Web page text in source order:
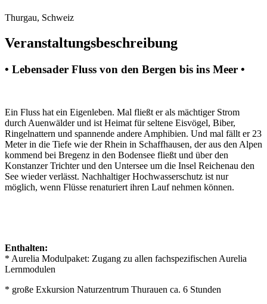
Thurgau, Schweiz
Veranstaltungsbeschreibung
• Lebensader Fluss von den Bergen bis ins Meer •
Ein Fluss hat ein Eigenleben. Mal fließt er als mächtiger Strom
durch Auenwälder und ist Heimat für seltene Eisvögel, Biber,
Ringelnattern und spannende andere Amphibien. Und mal fällt er 23
Meter in die Tiefe wie der Rhein in Schaffhausen, der aus den Alpen
kommend bei Bregenz in den Bodensee fließt und über den
Konstanzer Trichter und den Untersee um die Insel Reichenau den
See wieder verlässt. Nachhaltiger Hochwasserschutz ist nur
möglich, wenn Flüsse renaturiert ihren Lauf nehmen können.
Enthalten:
* Aurelia Modulpaket: Zugang zu allen fachspezifischen Aurelia
Lernmodulen
* große Exkursion Naturzentrum Thurauen ca. 6 Stunden